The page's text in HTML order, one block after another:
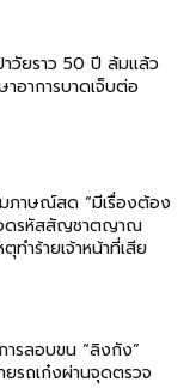
วัยราว 50 ปี ล้มแล้ว
อาการบาดเจ็บต่อ
ภาษณ์สด “มีเรื่องต้อง
ดรหัสสัญชาตญาณ
ทำร้ายเจ้าหน้าที่เสีย
รลอบขน “ลิงกัง”
รถเก๋งผ่านจุดตรวจ